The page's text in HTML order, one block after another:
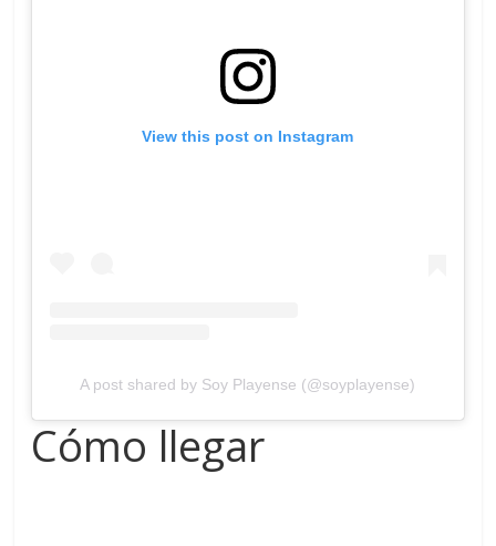
View this post on Instagram
A post shared by Soy Playense (@soyplayense)
Cómo llegar